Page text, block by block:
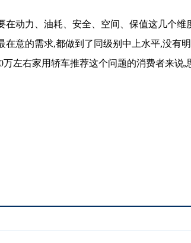
在动力、油耗、安全、空间、保值这几个维
意的需求,都做到了同级别中上水平,没有
左右家用轿车推荐这个问题的消费者来说,